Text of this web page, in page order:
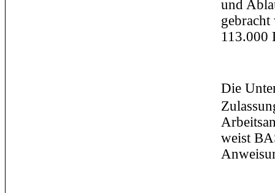
und
113.000
Die
weist